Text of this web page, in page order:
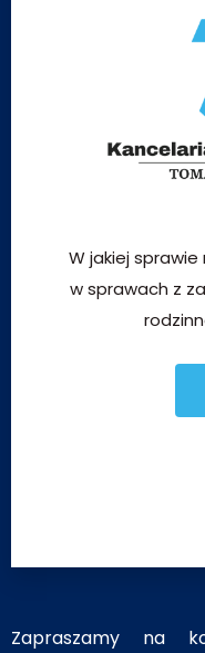
W jakiej
w sprawach z
Zapraszamy na